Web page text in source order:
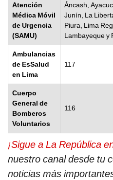
Atención
Médica Móvil
de Urgencia
(SAMU)
Áncash,
Junín, La
Piura, Lima
Lambayeque y
Ambulancias
de EsSalud
en Lima
117
Cuerpo
General de
Bomberos
Voluntarios
116
¡Sigue a La República
nuestro canal desde tu
noticias más